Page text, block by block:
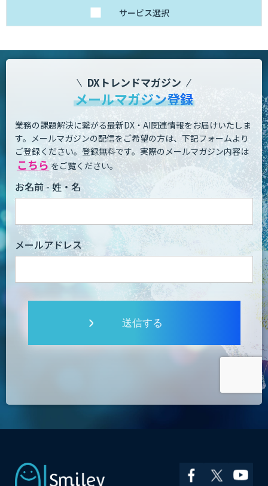
サービス選択
DXトレンドマガジン
メールマガジン登録
業務の課題解決に繋がる最新DX・AI関連情報をお届けいたしま
す。 メールマガジンの配信をご希望の方は、下記フォームより
ご登録ください。登録無料です。 実際のメールマガジン内容は
こちら をご覧ください。
お名前 - 姓・名
メールアドレス
送信する